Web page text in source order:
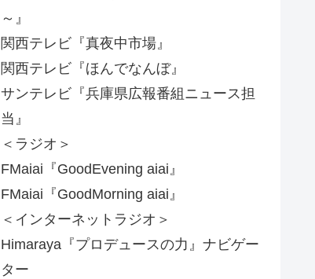
～』
関西テレビ『真夜中市場』
関西テレビ『ほんでなんぼ』
サンテレビ『兵庫県広報番組ニュース担
当』
＜ラジオ＞
FMaiai『GoodEvening aiai』
FMaiai『GoodMorning aiai』
＜インターネットラジオ＞
Himaraya『プロデュースの力』ナビゲー
ター